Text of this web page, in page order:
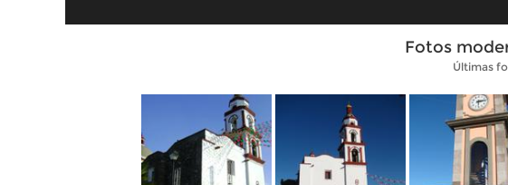
Fotos
Últimas